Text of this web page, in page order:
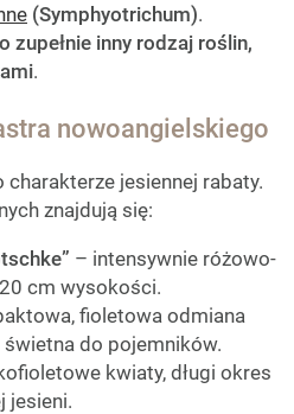
(Symphyotrichum).
zupełnie inny rodzaj roślin,
.
nowoangielskiego
jesiennej rabaty.
znajdują się:
– intensywnie różowo-
cm wysokości.
fioletowa odmiana
do pojemników.
kwiaty, długi okres
jesieni.